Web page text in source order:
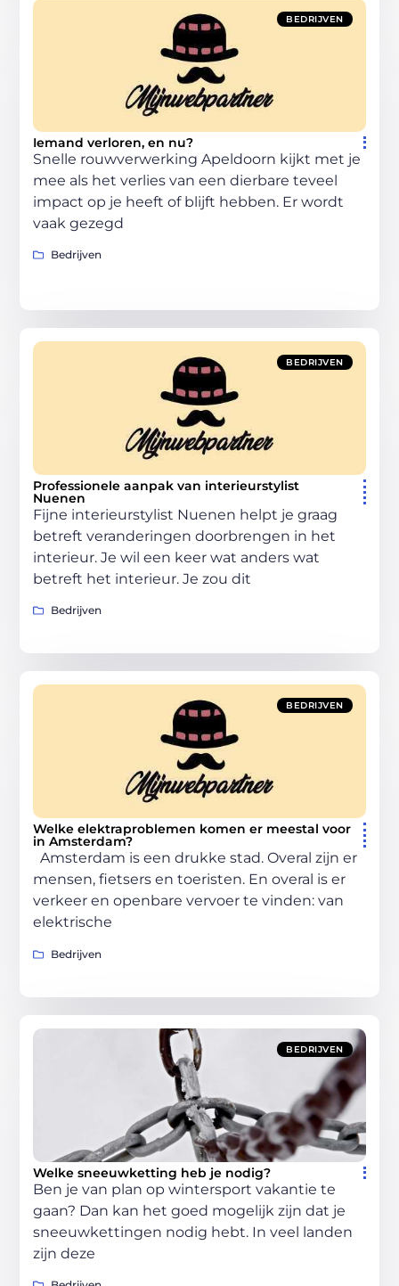
BEDRIJVEN
Iemand verloren, en nu?
Snelle rouwverwerking Apeldoorn kijkt met je
mee als het verlies van een dierbare teveel
impact op je heeft of blijft hebben. Er wordt
vaak gezegd
Bedrijven
BEDRIJVEN
Professionele aanpak van interieurstylist
Nuenen
Fijne interieurstylist Nuenen helpt je graag
betreft veranderingen doorbrengen in het
interieur. Je wil een keer wat anders wat
betreft het interieur. Je zou dit
Bedrijven
BEDRIJVEN
Welke elektraproblemen komen er meestal voor
in Amsterdam?
Amsterdam is een drukke stad. Overal zijn er
mensen, fietsers en toeristen. En overal is er
verkeer en openbare vervoer te vinden: van
elektrische
Bedrijven
BEDRIJVEN
Welke sneeuwketting heb je nodig?
Ben je van plan op wintersport vakantie te
gaan? Dan kan het goed mogelijk zijn dat je
sneeuwkettingen nodig hebt. In veel landen
zijn deze